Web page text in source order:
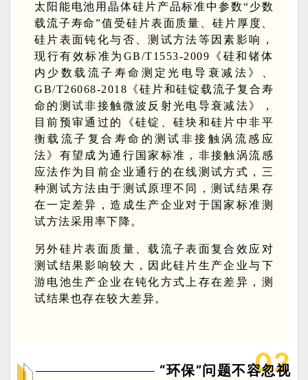
太阳能电池用晶体硅片产品标准中参数“少数
载流子寿命”值受硅片表面质量、硅片厚度、
硅片表面钝化与否、测试方法等因素影响，
现行有效标准为GB/T1553-2009《硅和锗体
内少数载流子寿命测定光电导衰减法》、
GB/T26068-2018《硅片和硅锭载流子复合寿
命的测试非接触微波反射光电导衰减法》，
目前预审通过的《硅锭、硅块和硅片中非平
衡载流子复合寿命的测试非接触涡流感应
法》有望成为通行国家标准，非接触涡流感
应法作为目前企业通行的在线测试方式，三
种测试方法由于测试原理不同，测试结果存
在一定差异，造成生产企业对于国家标准测
试方法采用率下降。
另外硅片表面质量、载流子表面复合效应对
测试结果影响较大，因此硅片生产企业与下
游电池生产企业在钝化方式上存在差异，测
试结果也存在较大差异。
02
“环保”问题不容忽视